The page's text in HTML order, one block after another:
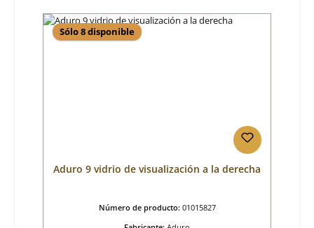
Sólo 8 disponible
Aduro 9 vidrio de visualización a la derecha
Número de producto: 01015827